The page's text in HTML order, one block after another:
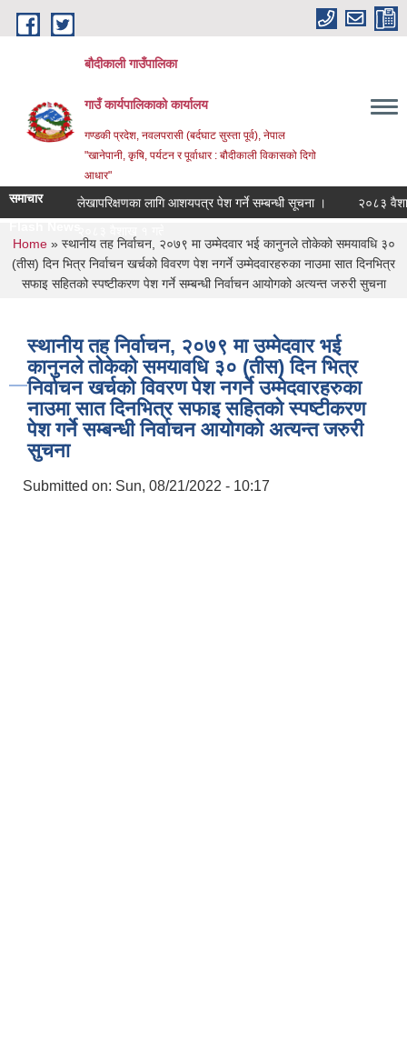
Skip to main content
बौदीकाली गाउँपालिका
गाउँ कार्यपालिकाको कार्यालय
गण्डकी प्रदेश, नवलपरासी (बर्दघाट सुस्ता पूर्व), नेपाल
"खानेपानी, कृषि, पर्यटन र पूर्वाधार : बौदीकाली विकासको दिगो
आधार"
समाचार लेखापरिक्षणका लागि आशयपत्र पेश गर्ने सम्बन्धी सूचना ।
२०८३ वैशाख १
You are here
Home» स्थानीय तह निर्वाचन, २०७९ मा उम्मेदवार भई कानुनले तोकेको समयावधि ३०
(तीस) दिन भित्र निर्वाचन खर्चको विवरण पेश नगर्ने उम्मेदवारहरुका नाउमा सात दिनभित्र
सफाइ सहितको स्पष्टीकरण पेश गर्ने सम्बन्धी निर्वाचन आयोगको अत्यन्त जरुरी सुचना
स्थानीय तह निर्वाचन, २०७९ मा उम्मेदवार भई
कानुनले तोकेको समयावधि ३० (तीस) दिन भित्र
निर्वाचन खर्चको विवरण पेश नगर्ने उम्मेदवारहरुका
नाउमा सात दिनभित्र सफाइ सहितको स्पष्टीकरण
पेश गर्ने सम्बन्धी निर्वाचन आयोगको अत्यन्त जरुरी
सुचना
Submitted on: Sun, 08/21/2022 - 10:17